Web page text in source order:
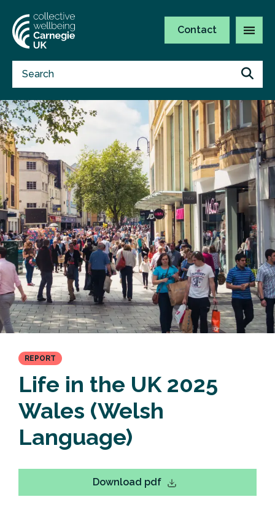
Contact
REPORT
Life in the UK 2025
Wales (Welsh
Language)
Download pdf